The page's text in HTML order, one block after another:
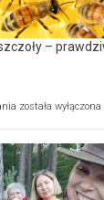
modernizację
oczyszczalni
ścieków
[wideo]–
Ekologiczne
–
prawdziwy
skarb
natury
została wyłączona